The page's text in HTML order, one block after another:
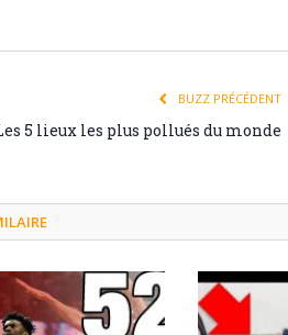
BUZZ PRÉCÉDENT
5 lieux les plus pollués du monde